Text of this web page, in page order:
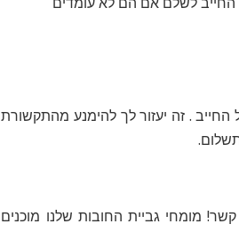
. זה יעזור לך להימנע מהתקשורת
מומחי גביית החובות שלנו מוכנים